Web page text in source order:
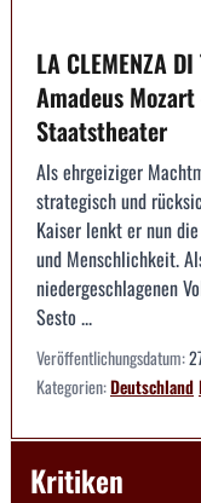
LA CLEMENZA
Amadeus
Staatstheater
Als ehrgeiziger
strategisch und
Kaiser lenkt er nun
und Menschlichkeit.
niedergeschlagenen
Sesto ...
Veröffentlichungsdatum:
Kategorien:Deutschland
Kritiken